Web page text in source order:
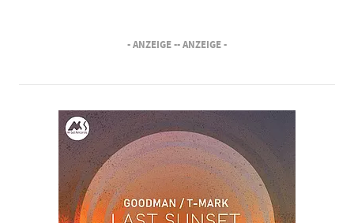
- ANZEIGE -- ANZEIGE -